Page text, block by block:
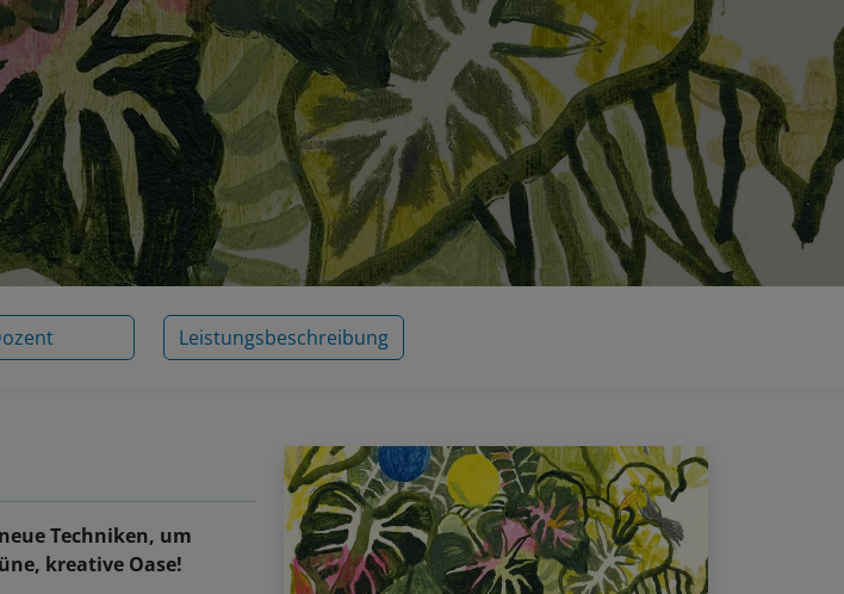
Leistungsbeschreibung
Techniken, um
kreative Oase!